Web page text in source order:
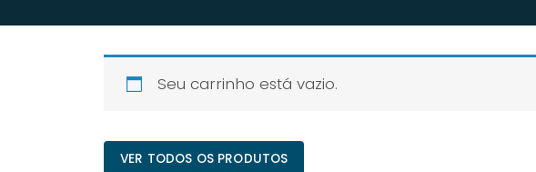
Seu carrinho está vazio.
VER TODOS OS PRODUTOS